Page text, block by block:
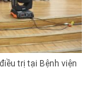
trị tại Bệnh viện